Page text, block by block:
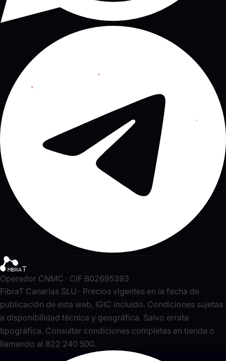
Operador CNMC · CIF B02695393
FibraT Canarias SLU · Precios vigentes en la fecha de
publicación de esta web, IGIC incluido. Condiciones sujetas
a disponibilidad técnica y geográfica. Salvo errata
tipográfica. Consultar condiciones completas en tienda o
llamando al 822 240 500.